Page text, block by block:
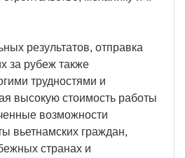
результатов, отправка
за рубеж также
трудностями и
высокую стоимость работы
возможности
вьетнамских граждан,
странах и